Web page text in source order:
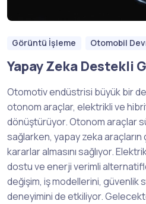
Görüntü İşleme Otomobil
Yapay Zeka Destekli
Otomotiv endüstrisi büyük bir
otonom araçlar, elektrikli ve
dönüştürüyor. Otonom araçlar
sağlarken, yapay zeka araçların
kararlar almasını sağlıyor.
dostu ve enerji verimli
değişim, iş modellerini, güvenlik
deneyimini de etkiliyor.